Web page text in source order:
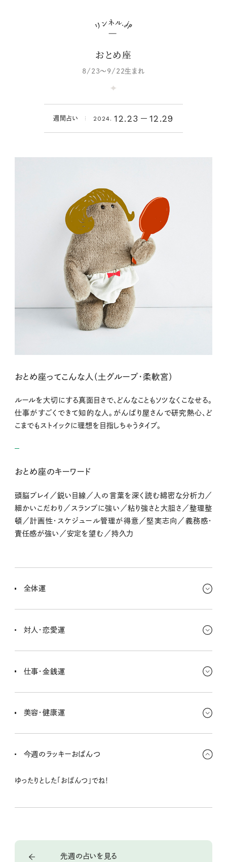
おとめ座
8/23～9/22生まれ
週間占い 2024. 12.23 12.29
おとめ座ってこんな人（土グループ・柔軟宮）
ルールを大切にする真面目さで、どんなこともソツなくこなせる。
仕事がすごくできて知的な人。がんばり屋さんで研究熱心、ど
こまでもストイックに理想を目指しちゃうタイプ。
おとめ座のキーワード
頭脳プレイ／鋭い目線／人の言葉を深く読む綿密な分析力／
細かいこだわり／スランプに強い／粘り強さと大胆さ／整理整
頓／計画性・スケジュール管理が得意／堅実志向／義務感・
責任感が強い／安定を望む／持久力
全体運
喜びや楽しみに溢れていてなんだかとても楽しそう！ キラキラして
対人・恋愛運
いに恵まれそうだし、共通の目的や価値観をがあったりして急激に
仕事・金銭運
また一方で、裏方の努力や目立たない部分での頑張りが成果を生
美容・健康運
は、隠れた疲労やストレスが出やすいため、適度な休息やリラクゼー
今週のラッキーおぱんつ
ゆったりとした「おぱんつ」でね！
先週の占いを見る